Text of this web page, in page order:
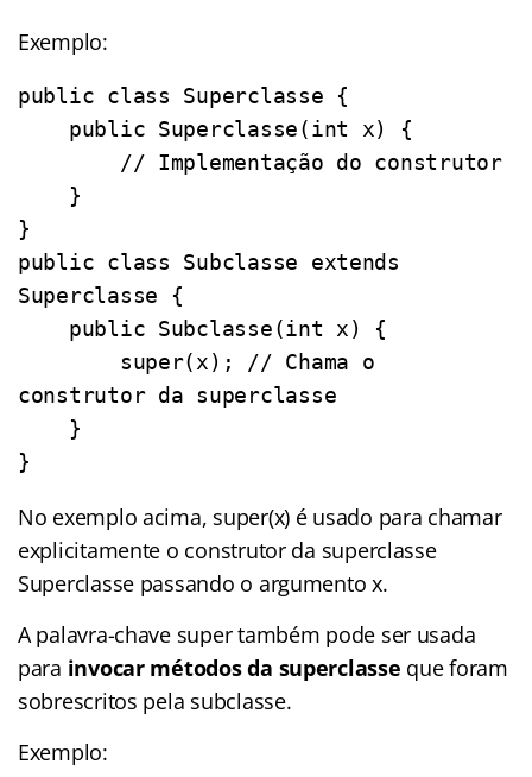
Exemplo:
public class Superclasse {
}
public class Subclasse extends
Superclasse {
construtor da superclasse
}
No exemplo acima, super(x) é usado para chamar
explicitamente o construtor da superclasse
Superclasse passando o argumento x.
A palavra-chave super também pode ser usada
para invocar métodos da superclasse que foram
sobrescritos pela subclasse.
Exemplo: